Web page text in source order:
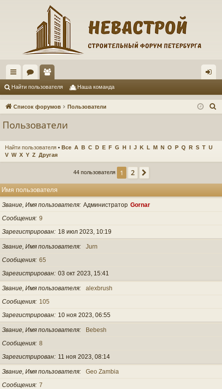
с
ы
ор
ум
ол
ьз
ел
и
д
Найти пользователя Наша команда
Список форумов Пользователи
Пользователи
Найти пользователя • Все A B C D E F G H I J K L M N O P Q R S T U
V W X Y Z Другая
44 пользователя 1 2
Имя пользователя
Звание, Имя пользователя Администратор Gornar
Сообщения 9
Зарегистрирован
18 июл 2023, 10:19
Звание, Имя пользователя
Jurn
Сообщения 65
Зарегистрирован 03 окт 2023, 15:41
Звание, Имя пользователя
alexbrush
Сообщения
105
Зарегистрирован
10 ноя 2023, 06:55
Звание, Имя пользователя
Bebesh
Сообщения 8
Зарегистрирован
11 ноя 2023, 08:14
Звание, Имя пользователя
Geo Zambia
Сообщения 7